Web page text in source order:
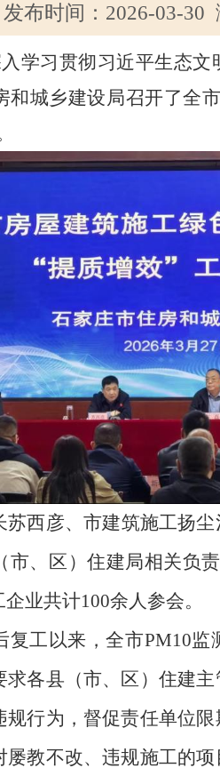
发布时间：2026-03-30
学习贯彻习近平生态
和城乡建设局召开了全
苏西彦、市建筑施工扬
市、区）住建局相关负
企业共计100余人参会。
复工以来，全市PM10监
求各县（市、区）住建
规行为，督促责任单位
屡教不改、违规施工的